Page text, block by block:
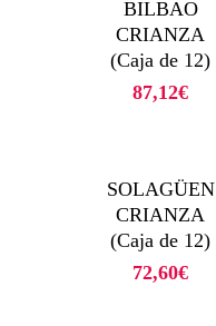
BILBAO
CRIANZA
(Caja de 12)
87,12€
SOLAGÜEN
CRIANZA
(Caja de 12)
72,60€